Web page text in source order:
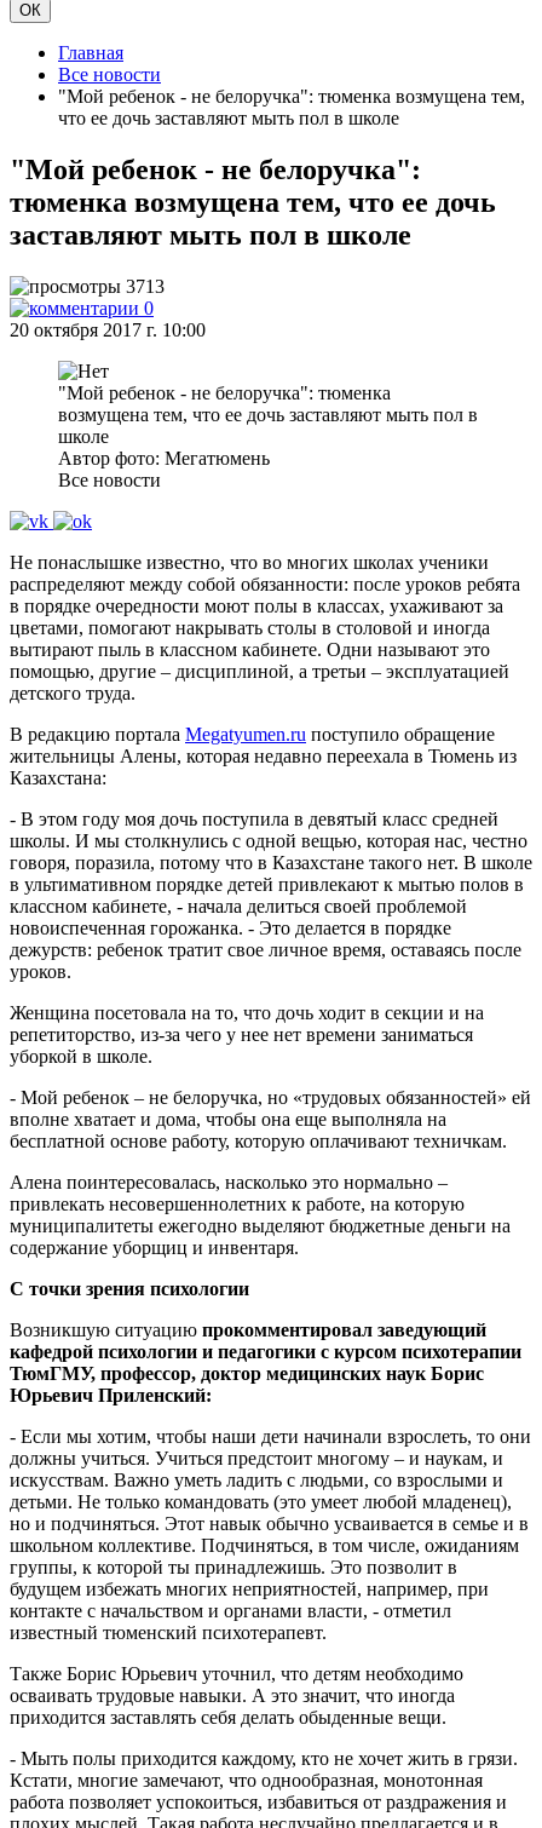
ОК
Главная
Все новости
"Мой ребенок - не белоручка": тюменка возмущена тем,
что ее дочь заставляют мыть пол в школе
"Мой ребенок - не белоручка":
тюменка возмущена тем, что ее дочь
заставляют мыть пол в школе
3713
0
20 октября 2017 г. 10:00
"Мой ребенок - не белоручка": тюменка
возмущена тем, что ее дочь заставляют мыть пол в
школе
Автор фото: Мегатюмень
Все новости
Не понаслышке известно, что во многих школах ученики
распределяют между собой обязанности: после уроков ребята
в порядке очередности моют полы в классах, ухаживают за
цветами, помогают накрывать столы в столовой и иногда
вытирают пыль в классном кабинете. Одни называют это
помощью, другие – дисциплиной, а третьи – эксплуатацией
детского труда.
В редакцию портала Megatyumen.ru поступило обращение
жительницы Алены, которая недавно переехала в Тюмень из
Казахстана:
- В этом году моя дочь поступила в девятый класс средней
школы. И мы столкнулись с одной вещью, которая нас, честно
говоря, поразила, потому что в Казахстане такого нет. В школе
в ультимативном порядке детей привлекают к мытью полов в
классном кабинете, - начала делиться своей проблемой
новоиспеченная горожанка. - Это делается в порядке
дежурств: ребенок тратит свое личное время, оставаясь после
уроков.
Женщина посетовала на то, что дочь ходит в секции и на
репетиторство, из-за чего у нее нет времени заниматься
уборкой в школе.
- Мой ребенок – не белоручка, но «трудовых обязанностей» ей
вполне хватает и дома, чтобы она еще выполняла на
бесплатной основе работу, которую оплачивают техничкам.
Алена поинтересовалась, насколько это нормально –
привлекать несовершеннолетних к работе, на которую
муниципалитеты ежегодно выделяют бюджетные деньги на
содержание уборщиц и инвентаря.
С точки зрения психологии
Возникшую ситуацию прокомментировал заведующий
кафедрой психологии и педагогики с курсом психотерапии
ТюмГМУ, профессор, доктор медицинских наук Борис
Юрьевич Приленский:
- Если мы хотим, чтобы наши дети начинали взрослеть, то они
должны учиться. Учиться предстоит многому – и наукам, и
искусствам. Важно уметь ладить с людьми, со взрослыми и
детьми. Не только командовать (это умеет любой младенец),
но и подчиняться. Этот навык обычно усваивается в семье и в
школьном коллективе. Подчиняться, в том числе, ожиданиям
группы, к которой ты принадлежишь. Это позволит в
будущем избежать многих неприятностей, например, при
контакте с начальством и органами власти, - отметил
известный тюменский психотерапевт.
Также Борис Юрьевич уточнил, что детям необходимо
осваивать трудовые навыки. А это значит, что иногда
приходится заставлять себя делать обыденные вещи.
- Мыть полы приходится каждому, кто не хочет жить в грязи.
Кстати, многие замечают, что однообразная, монотонная
работа позволяет успокоиться, избавиться от раздражения и
плохих мыслей. Такая работа неслучайно предлагается и в